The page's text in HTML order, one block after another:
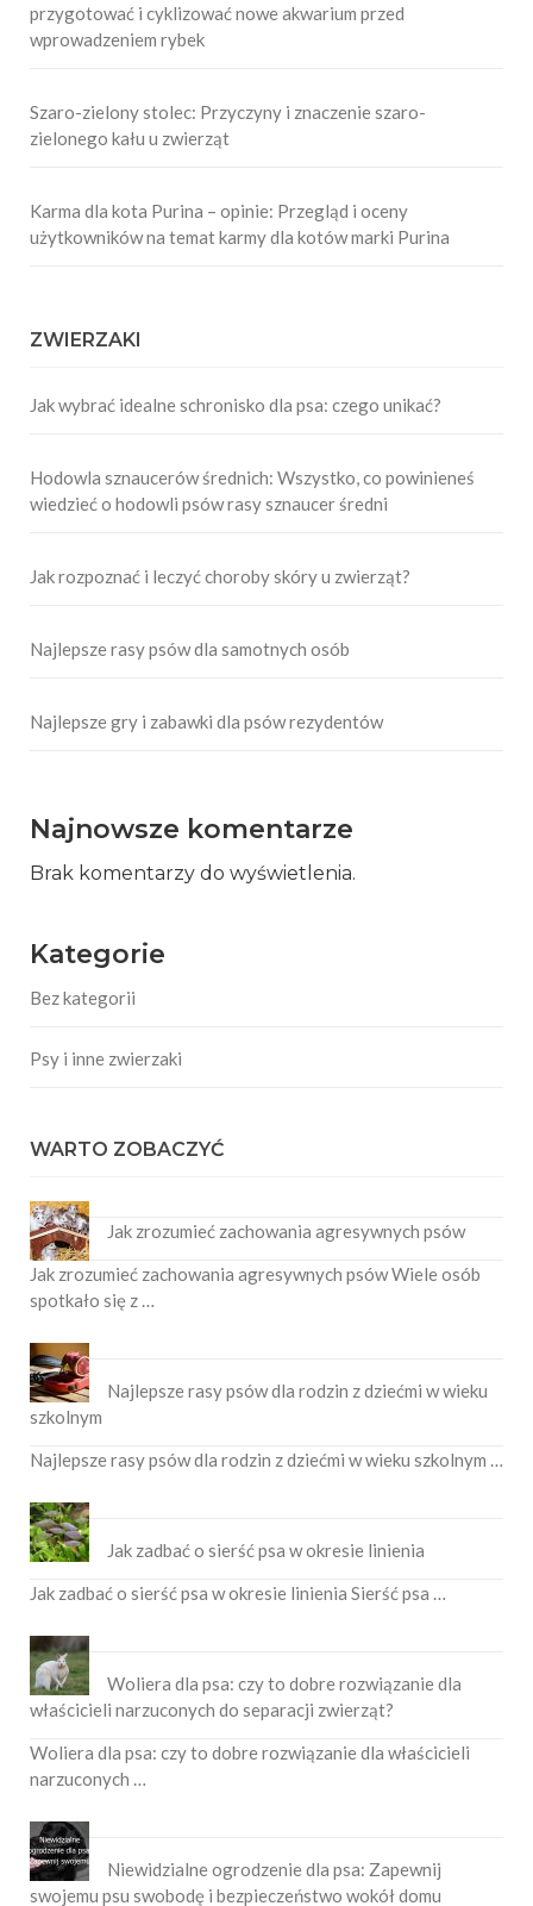
przygotować i cyklizować nowe akwarium przed
wprowadzeniem rybek
Szaro-zielony stolec: Przyczyny i znaczenie szaro-
zielonego kału u zwierząt
Karma dla kota Purina – opinie: Przegląd i oceny
użytkowników na temat karmy dla kotów marki Purina
ZWIERZAKI
Jak wybrać idealne schronisko dla psa: czego unikać?
Hodowla sznaucerów średnich: Wszystko, co powinieneś
wiedzieć o hodowli psów rasy sznaucer średni
Jak rozpoznać i leczyć choroby skóry u zwierząt?
Najlepsze rasy psów dla samotnych osób
Najlepsze gry i zabawki dla psów rezydentów
Najnowsze komentarze
Brak komentarzy do wyświetlenia.
Kategorie
Bez kategorii
Psy i inne zwierzaki
WARTO ZOBACZYĆ
Jak zrozumieć zachowania agresywnych psów
Jak zrozumieć zachowania agresywnych psów Wiele osób
spotkało się z …
Najlepsze rasy psów dla rodzin z dziećmi w wieku
szkolnym
Najlepsze rasy psów dla rodzin z dziećmi w wieku szkolnym …
Jak zadbać o sierść psa w okresie linienia
Jak zadbać o sierść psa w okresie linienia Sierść psa …
Woliera dla psa: czy to dobre rozwiązanie dla
właścicieli narzuconych do separacji zwierząt?
Woliera dla psa: czy to dobre rozwiązanie dla właścicieli
narzuconych …
Niewidzialne ogrodzenie dla psa: Zapewnij
swojemu psu swobodę i bezpieczeństwo wokół domu